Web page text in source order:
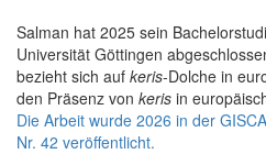
Salman hat 2025 sein
Universität Göttingen
bezieht sich auf keris-Dolche in
den Präsenz von keris in
Die Arbeit wurde 2026 in der
Nr. 42 veröffentlicht.